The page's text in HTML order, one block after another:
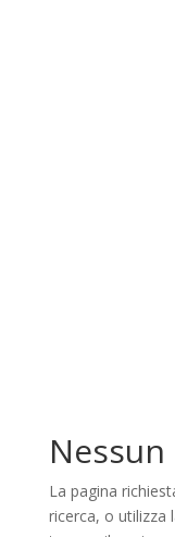
La pagina
ricerca, o utilizza